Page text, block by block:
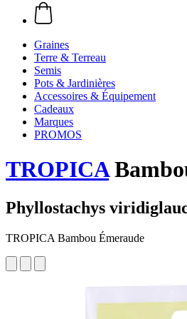
Graines
Terre & Terreau
Semis
Pots & Jardinières
Accessoires & Équipement
Cadeaux
Marques
PROMOS
TROPICA
Phyllostachys
TROPICA Bambou Émeraude